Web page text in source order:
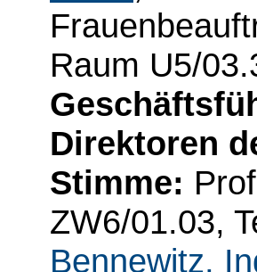
Raum U5/
Direktoren
Stimme:
ZW6/01.03,
Bennewitz,